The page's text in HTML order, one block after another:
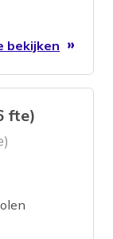
van en
er mede
bekijken
fte)